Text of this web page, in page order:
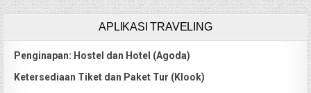
APLIKASI TRAVELING
Penginapan: Hostel dan Hotel (Agoda)
Ketersediaan Tiket dan Paket Tur (Klook)